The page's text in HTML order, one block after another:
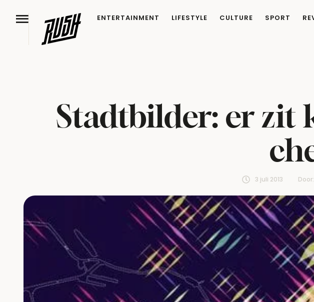
ENTERTAINMENT LIFESTYLE CULTURE SPORT
Stadtbilder: er zit
3 juli 2013